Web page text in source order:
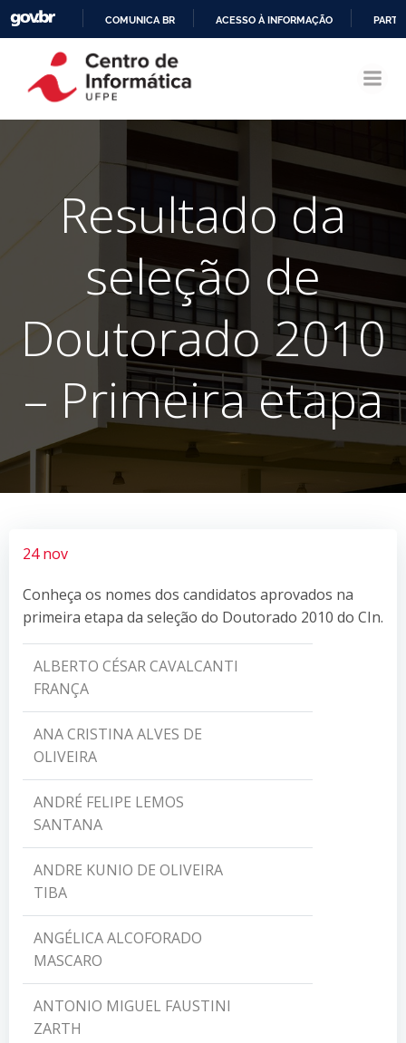
CONTEÚDO
COMUNICA BR ACESSO À INFORMAÇÃO
Resultado da
seleção de
Doutorado 2010
– Primeira etapa
24 nov
Conheça os nomes dos candidatos aprovados na
primeira etapa da seleção do Doutorado 2010 do CIn.
ALBERTO CÉSAR CAVALCANTI
FRANÇA
ANA CRISTINA ALVES DE
OLIVEIRA
ANDRÉ FELIPE LEMOS
SANTANA
ANDRE KUNIO DE OLIVEIRA
TIBA
ANGÉLICA ALCOFORADO
MASCARO
ANTONIO MIGUEL FAUSTINI
ZARTH